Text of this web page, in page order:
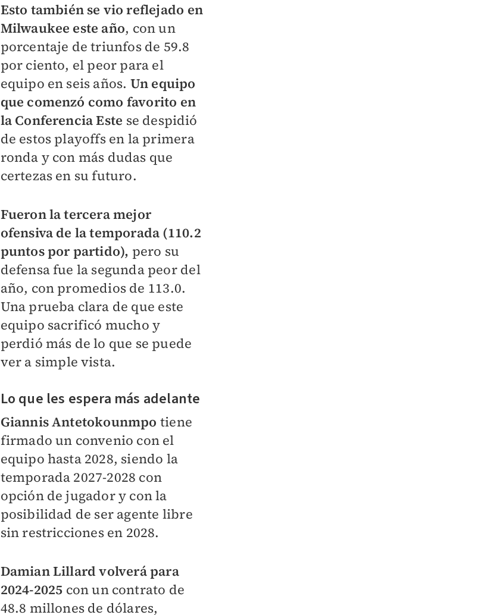
Esto también se vio reflejado en
Milwaukee este año, con un
porcentaje de triunfos de 59.8
por ciento, el peor para el
equipo en seis años. Un equipo
que comenzó como favorito en
la Conferencia Este se despidió
de estos playoffs en la primera
ronda y con más dudas que
certezas en su futuro.
Fueron la tercera mejor
ofensiva de la temporada (110.2
puntos por partido), pero su
defensa fue la segunda peor del
año, con promedios de 113.0.
Una prueba clara de que este
equipo sacrificó mucho y
perdió más de lo que se puede
ver a simple vista.
Lo que les espera más adelante
Giannis Antetokounmpo tiene
firmado un convenio con el
equipo hasta 2028, siendo la
temporada 2027-2028 con
opción de jugador y con la
posibilidad de ser agente libre
sin restricciones en 2028.
Damian Lillard volverá para
2024-2025 con un contrato de
48.8 millones de dólares,